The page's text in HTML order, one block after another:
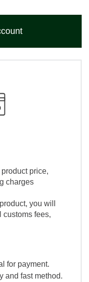
price,
charges
you will
customs fees,
for payment.
and fast method.